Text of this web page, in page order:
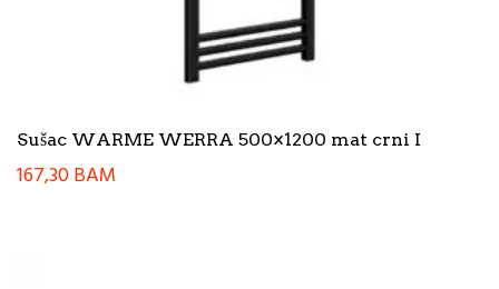
Sušac WARME WERRA 500×1200 mat crni I
167,30BAM